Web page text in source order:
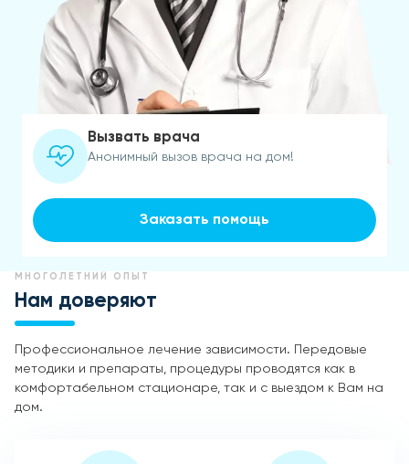
Вызвать врача
Анонимный вызов врача на дом!
Заказать помощь
МНОГОЛЕТНИЙ ОПЫТ
Нам доверяют
Профессиональное лечение зависимости. Передовые
методики и препараты, процедуры проводятся как в
комфортабельном стационаре, так и с выездом к Вам на
дом.